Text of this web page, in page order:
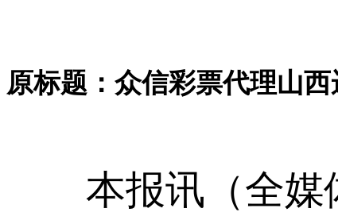
原标题：众信彩票代理山
本报讯（全媒